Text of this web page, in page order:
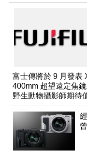
富士傳將於 9 月發表
400mm 超望遠定焦鏡
野生動物攝影師期待
滿